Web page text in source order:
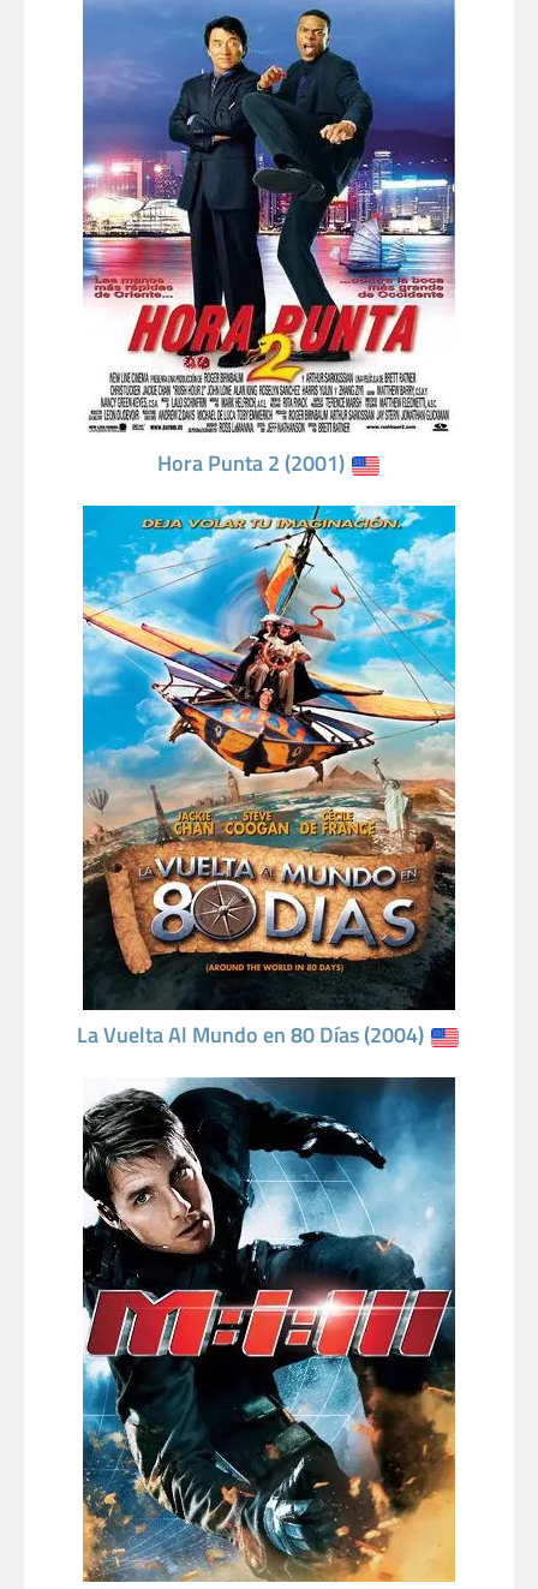
Hora Punta 2 (2001)
La Vuelta Al Mundo en 80 Días (2004)